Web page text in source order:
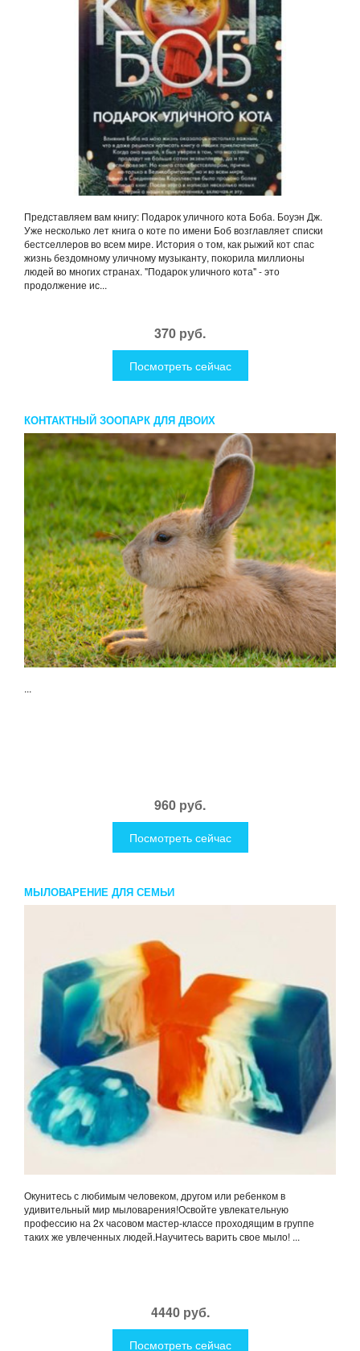
Представляем вам книгу: Подарок уличного кота Боба. Боуэн Дж.
Уже несколько лет книга о коте по имени Боб возглавляет списки
бестселлеров во всем мире. История о том, как рыжий кот спас
жизнь бездомному уличному музыканту, покорила миллионы
людей во многих странах. "Подарок уличного кота" - это
продолжение ис...
370 руб.
Посмотреть сейчас
КОНТАКТНЫЙ ЗООПАРК ДЛЯ ДВОИХ
...
960 руб.
Посмотреть сейчас
МЫЛОВАРЕНИЕ ДЛЯ СЕМЬИ
Окунитесь с любимым человеком, другом или ребенком в
удивительный мир мыловарения!Освойте увлекательную
профессию на 2х часовом мастер-классе проходящим в группе
таких же увлеченных людей.Научитесь варить свое мыло! ...
4440 руб.
Посмотреть сейчас